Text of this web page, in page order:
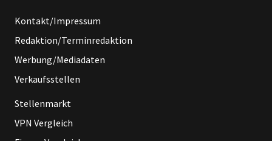
Kontakt/Impressum
Redaktion/Terminredaktion
Werbung/Mediadaten
Verkaufsstellen
Stellenmarkt
VPN Vergleich